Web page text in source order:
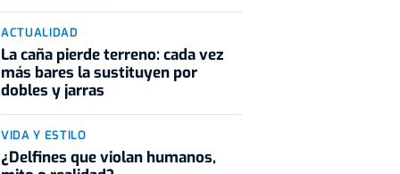
ACTUALIDAD
La caña pierde terreno: cada vez
más bares la sustituyen por
dobles y jarras
VIDA Y ESTILO
¿Delfines que violan humanos,